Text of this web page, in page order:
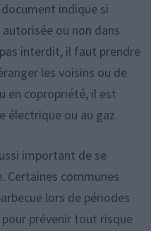
indique si
ou non dans
interdit, il faut prendre
les voisins ou de
en copropriété, il est
électrique ou au gaz.
important de se
Certaines communes
lors de périodes
pour prévenir tout risque